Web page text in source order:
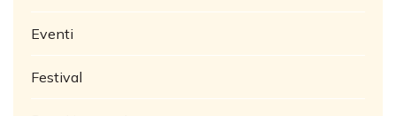
Eventi
Festival